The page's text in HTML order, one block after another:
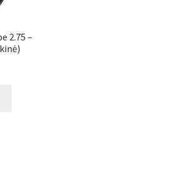
2.75 –